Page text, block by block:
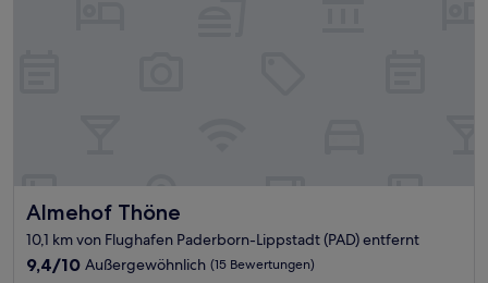
Almehof Thöne
Almehof Thöne
10,1 km von Flughafen Paderborn-Lippstadt (PAD) entfernt
9.4
9,4/10 Außergewöhnlich (15 Bewertungen)